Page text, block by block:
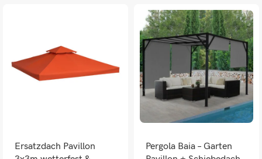
Ersatzdach Pavillon
Pergola Baia – Garten